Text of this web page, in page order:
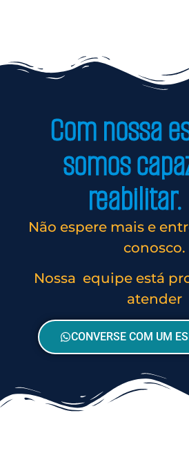
Com nossa
somos
Não espere mais e
conosco.
Nossa equipe está
atender
CONVERSE COM UM